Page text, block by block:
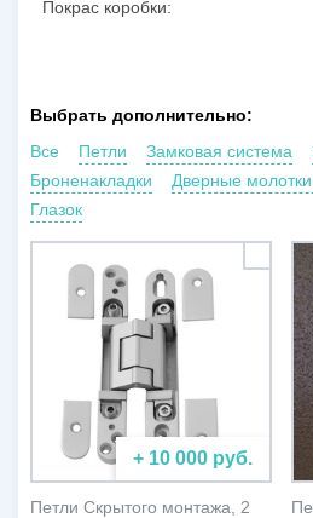
Покрас коробки:
Выбрать дополнительно:
Все
Петли Замковая система
Броненакладки
Дверные
Глазок
+ 10 000 руб.
Петли Скрытого монтажа, 2